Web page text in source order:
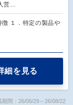
営…
１．特定の製品や
細を見る
期間：26/06/29～26/08/22